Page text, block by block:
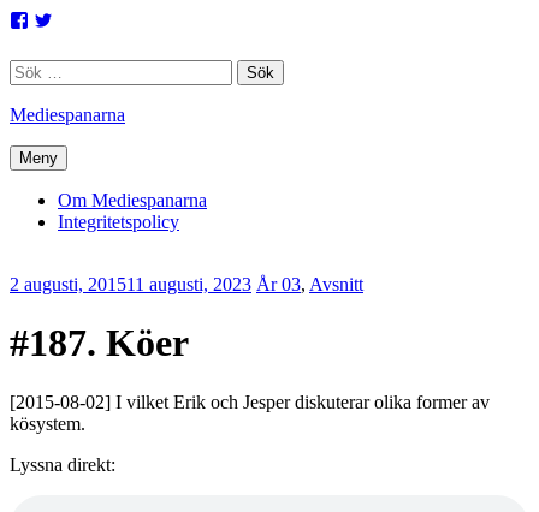
Hoppa
innehåll
Facebook
Sök
efter:
Mediespanarna
Meny
Om Mediespanarna
Integritetspolicy
2 augusti, 201511 augusti, 2023 Erik
År 03, Avsnitt
#187. Köer
[2015-08-02] I vilket Erik och Jesper diskuterar olika former av
kösystem.
Lyssna direkt: